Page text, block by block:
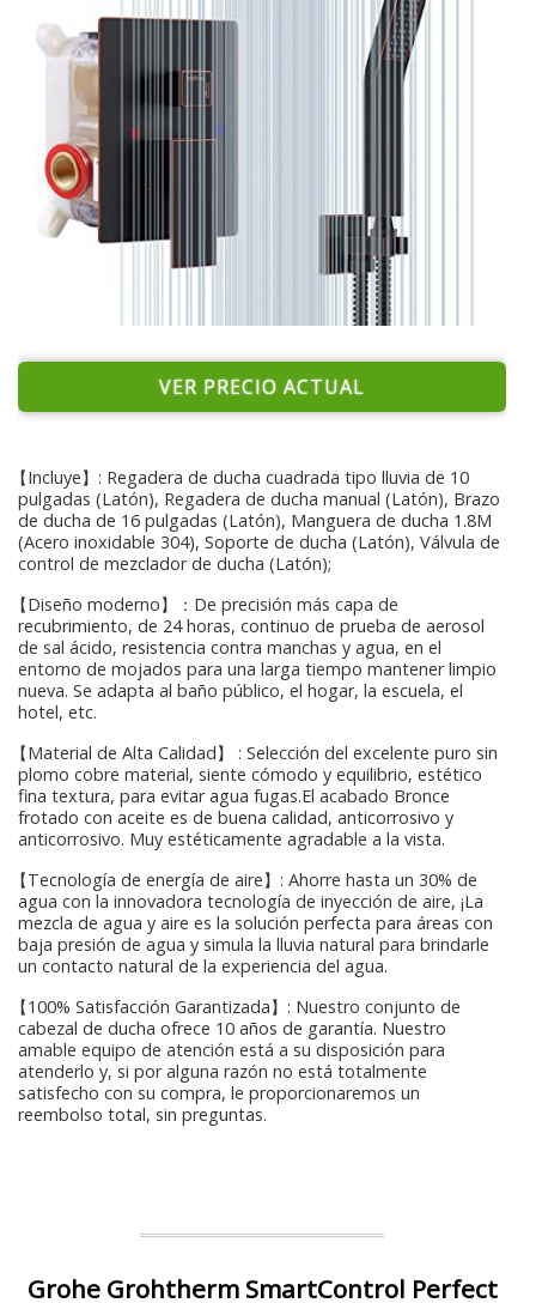
VER PRECIO ACTUAL
【Incluye】: Regadera de ducha cuadrada tipo lluvia de 10
pulgadas (Latón), Regadera de ducha manual (Latón), Brazo
de ducha de 16 pulgadas (Latón), Manguera de ducha 1.8M
(Acero inoxidable 304), Soporte de ducha (Latón), Válvula de
control de mezclador de ducha (Latón);
【Diseño moderno】：De precisión más capa de
recubrimiento, de 24 horas, continuo de prueba de aerosol
de sal ácido, resistencia contra manchas y agua, en el
entorno de mojados para una larga tiempo mantener limpio
nueva. Se adapta al baño público, el hogar, la escuela, el
hotel, etc.
【Material de Alta Calidad】 : Selección del excelente puro sin
plomo cobre material, siente cómodo y equilibrio, estético
fina textura, para evitar agua fugas.El acabado Bronce
frotado con aceite es de buena calidad, anticorrosivo y
anticorrosivo. Muy estéticamente agradable a la vista.
【Tecnología de energía de aire】: Ahorre hasta un 30% de
agua con la innovadora tecnología de inyección de aire, ¡La
mezcla de agua y aire es la solución perfecta para áreas con
baja presión de agua y simula la lluvia natural para brindarle
un contacto natural de la experiencia del agua.
【100% Satisfacción Garantizada】: Nuestro conjunto de
cabezal de ducha ofrece 10 años de garantía. Nuestro
amable equipo de atención está a su disposición para
atenderlo y, si por alguna razón no está totalmente
satisfecho con su compra, le proporcionaremos un
reembolso total, sin preguntas.
Grohe Grohtherm SmartControl Perfect